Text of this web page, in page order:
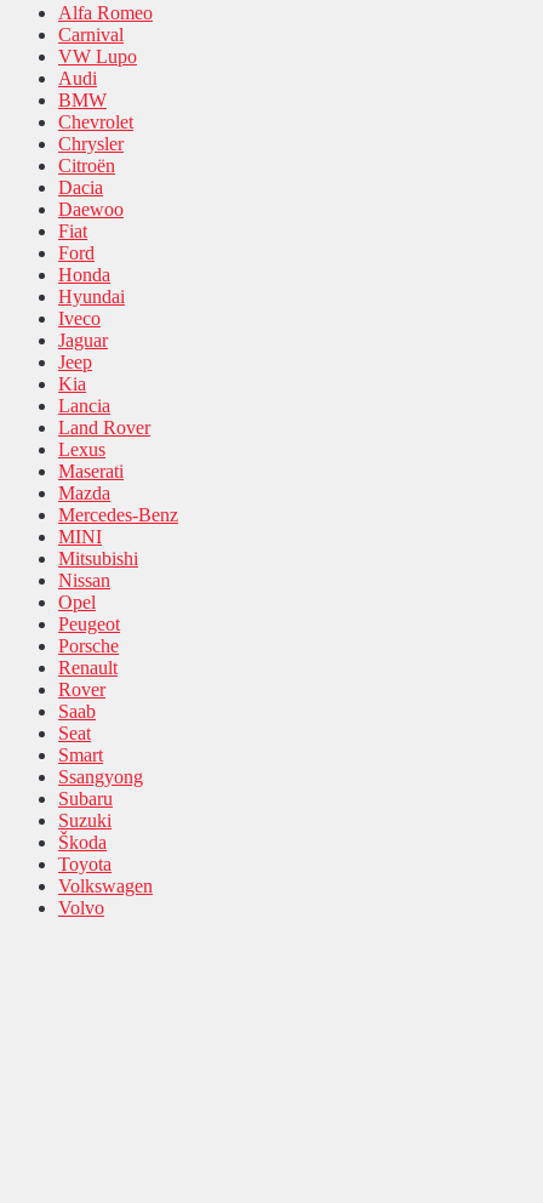
Alfa Romeo
Carnival
VW Lupo
Audi
BMW
Chevrolet
Chrysler
Citroën
Dacia
Daewoo
Fiat
Ford
Honda
Hyundai
Iveco
Jaguar
Jeep
Kia
Lancia
Land Rover
Lexus
Maserati
Mazda
Mercedes-Benz
MINI
Mitsubishi
Nissan
Opel
Peugeot
Porsche
Renault
Rover
Saab
Seat
Smart
Ssangyong
Subaru
Suzuki
Škoda
Toyota
Volkswagen
Volvo